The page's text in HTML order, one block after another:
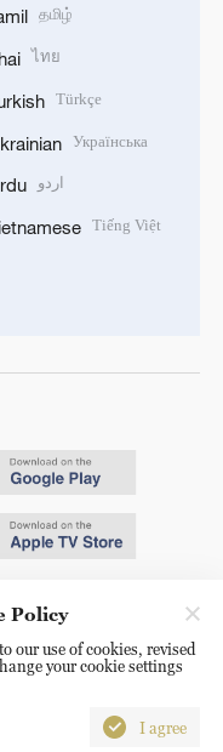
தமிழ்
ไทย
Türkçe
Українська
اردو
Tiếng Việt
Policy
our use of cookies, revised
your cookie settings
I agree